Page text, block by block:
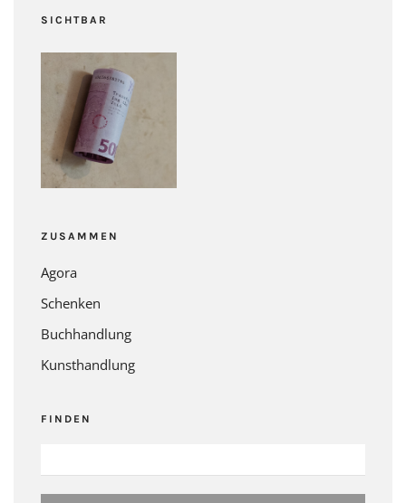
SICHTBAR
ZUSAMMEN
Agora
Schenken
Buchhandlung
Kunsthandlung
FINDEN